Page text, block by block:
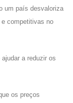
um país desvaloriza
competitivas no
a reduzir os
os preços